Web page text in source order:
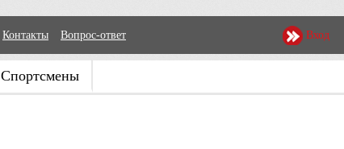
Контакты Вопрос-ответ Вход
Спортсмены